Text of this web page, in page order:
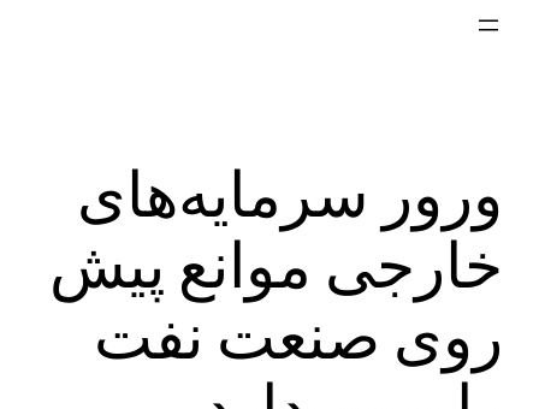
ورور سرمایه‌های
خارجی موانع پیش
روی صنعت نفت